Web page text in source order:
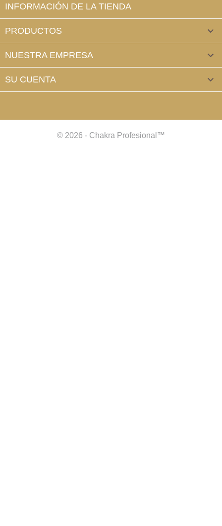
INFORMACIÓN DE LA TIENDA
PRODUCTOS 
NUESTRA EMPRESA 
SU CUENTA 
© 2026 - Chakra Profesional™